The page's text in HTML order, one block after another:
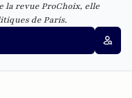
la revueProChoix, elle
de Paris.